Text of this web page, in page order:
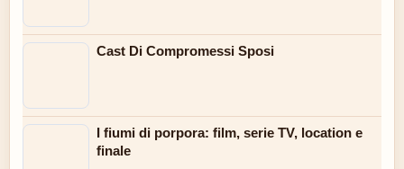
Cast Di Compromessi Sposi
I fiumi di porpora: film, serie TV, location e
finale